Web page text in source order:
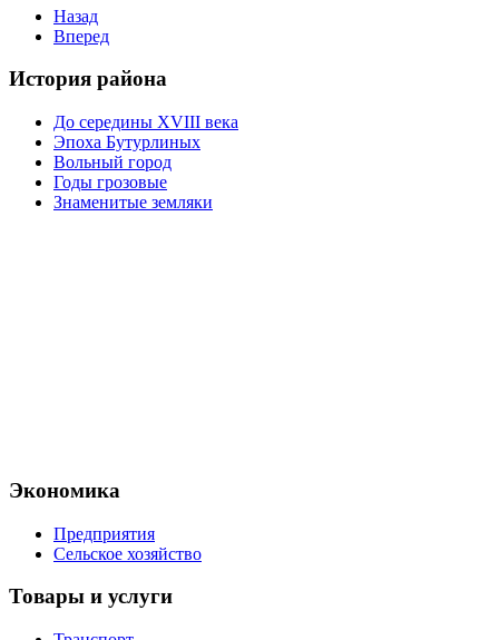
Назад
Вперед
История района
До середины XVIII века
Эпоха Бутурлиных
Вольный город
Годы грозовые
Знаменитые земляки
Экономика
Предприятия
Сельское хозяйство
Товары и услуги